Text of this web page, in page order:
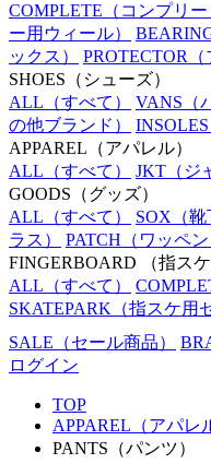
COMPLETE （コンプリ
ー用ウィール）
ックス）
PROTECTOR
SHOES （シューズ）
ALL （すべて） VANS （
の他ブランド）
INSOLES
APPAREL （アパレル）
ALL （すべて） JKT （ジ
GOODS （グッズ）
ALL （すべて） SOX （靴
ラス）
PATCH （ワッペン
FINGERBOARD
（指スケ
ALL （すべて）
SKATEPARK （指スケ用
SALE （セール商品）
ログイン
TOP
APPAREL（アパレ
PANTS（パンツ）